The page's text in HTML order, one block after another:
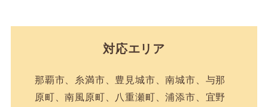
対応エリア
那覇市、糸満市、豊見城市、南城市、与那
原町、南風原町、八重瀬町、浦添市、宜野